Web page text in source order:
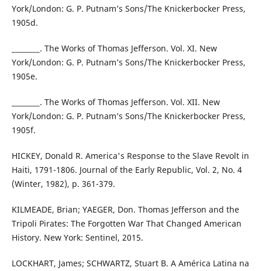
York/London: G. P. Putnam’s Sons/The Knickerbocker Press,
1905d.
________. The Works of Thomas Jefferson. Vol. XI. New
York/London: G. P. Putnam’s Sons/The Knickerbocker Press,
1905e.
________. The Works of Thomas Jefferson. Vol. XII. New
York/London: G. P. Putnam’s Sons/The Knickerbocker Press,
1905f.
HICKEY, Donald R. America's Response to the Slave Revolt in
Haiti, 1791-1806. Journal of the Early Republic, Vol. 2, No. 4
(Winter, 1982), p. 361-379.
KILMEADE, Brian; YAEGER, Don. Thomas Jefferson and the
Tripoli Pirates: The Forgotten War That Changed American
History. New York: Sentinel, 2015.
LOCKHART, James; SCHWARTZ, Stuart B. A América Latina na